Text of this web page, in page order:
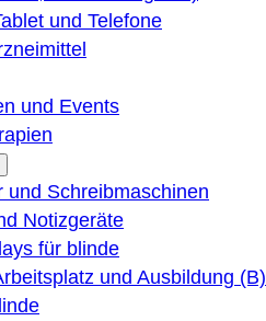
und Telefone
und Events
und Schreibmaschinen
Notizgeräte
für blinde
und Ausbildung (B)